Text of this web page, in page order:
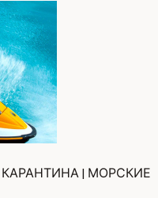
| МОРСКИЕ